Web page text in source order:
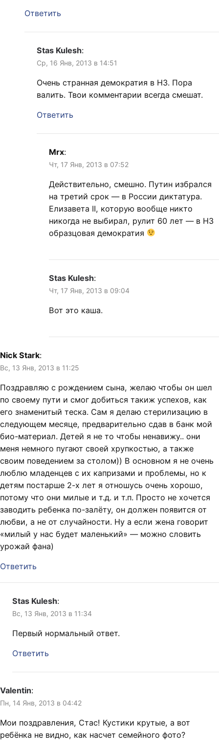
Ответить
Stas Kulesh:
Ср, 16 Янв, 2013 в 14:51
Очень странная демократия в НЗ. Пора
валить. Твои комментарии всегда смешат.
Ответить
Mrx:
Чт, 17 Янв, 2013 в 07:52
Действительно, смешно. Путин избрался
на третий срок — в России диктатура.
Елизавета II, которую вообще никто
никогда не выбирал, рулит 60 лет — в НЗ
образцовая демократия
Stas Kulesh:
Чт, 17 Янв, 2013 в 09:04
Вот это каша.
Nick Stark:
Вс, 13 Янв, 2013 в 11:25
Поздравляю с рождением сына, желаю чтобы он шел
по своему пути и смог добиться такиж успехов, как
его знаменитый теска. Сам я делаю стерилизацию в
следующем месяце, предварительно сдав в банк мой
био-материал. Детей я не то чтобы ненавижу.. они
меня немного пугают своей хрупкостью, а также
своим поведением за столом)) В основном я не очень
люблю младенцев с их капризами и проблемы, но к
детям постарше 2-х лет я отношусь очень хорошо,
потому что они милые и т.д. и т.п. Просто не хочется
заводить ребенка по-залёту, он должен появится от
любви, а не от случайности. Ну а если жена говорит
«милый у нас будет маленький» — можно словить
урожай фана)
Ответить
Stas Kulesh:
Вс, 13 Янв, 2013 в 11:34
Первый нормальный ответ.
Ответить
Valentin:
Пн, 14 Янв, 2013 в 04:42
Мои поздравления, Стас! Кустики крутые, а вот
ребёнка не видно, как насчет семейного фото?